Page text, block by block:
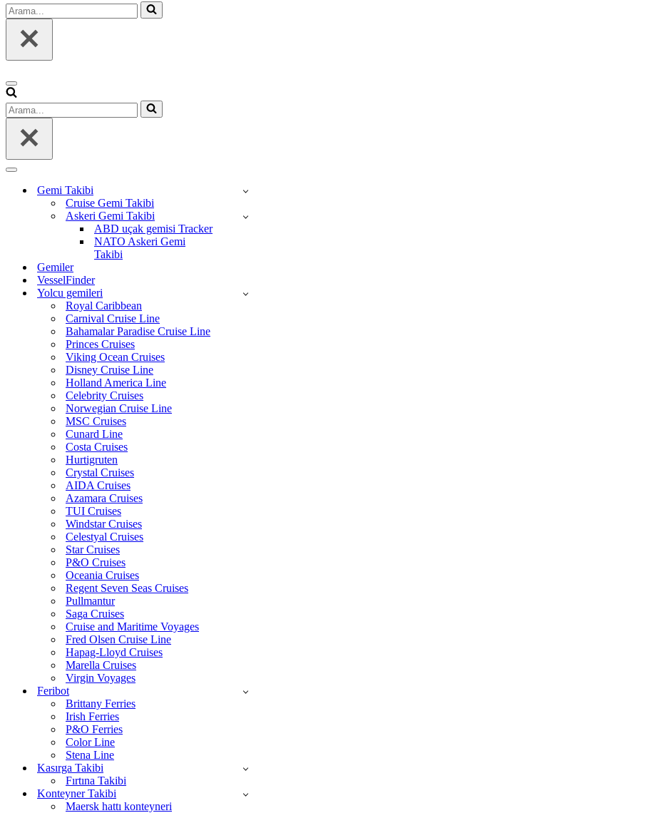
Arama...
Dolaşım
menüsü
Arama...
Dolaşım
menüsüGemi Takibi
Cruise Gemi Takibi
Askeri Gemi Takibi
ABD uçak gemisi Tracker
NATO Askeri Gemi
Takibi
Gemiler
VesselFinder
Yolcu gemileri
Royal Caribbean
Carnival Cruise Line
Bahamalar Paradise Cruise Line
Princes Cruises
Viking Ocean Cruises
Disney Cruise Line
Holland America Line
Celebrity Cruises
Norwegian Cruise Line
MSC Cruises
Cunard Line
Costa Cruises
Hurtigruten
Crystal Cruises
AIDA Cruises
Azamara Cruises
TUI Cruises
Windstar Cruises
Celestyal Cruises
Star Cruises
P&O Cruises
Oceania Cruises
Regent Seven Seas Cruises
Pullmantur
Saga Cruises
Cruise and Maritime Voyages
Fred Olsen Cruise Line
Hapag-Lloyd Cruises
Marella Cruises
Virgin Voyages
Feribot
Brittany Ferries
Irish Ferries
P&O Ferries
Color Line
Stena Line
Kasırga Takibi
Fırtına Takibi
Konteyner Takibi
Maersk hattı konteyneri